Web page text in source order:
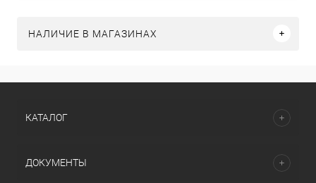
НАЛИЧИЕ В МАГАЗИНАХ
КАТАЛОГ
ДОКУМЕНТЫ